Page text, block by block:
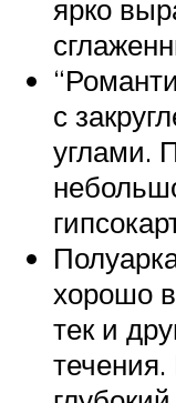
ярко
с
углами.
хорошо
тек и